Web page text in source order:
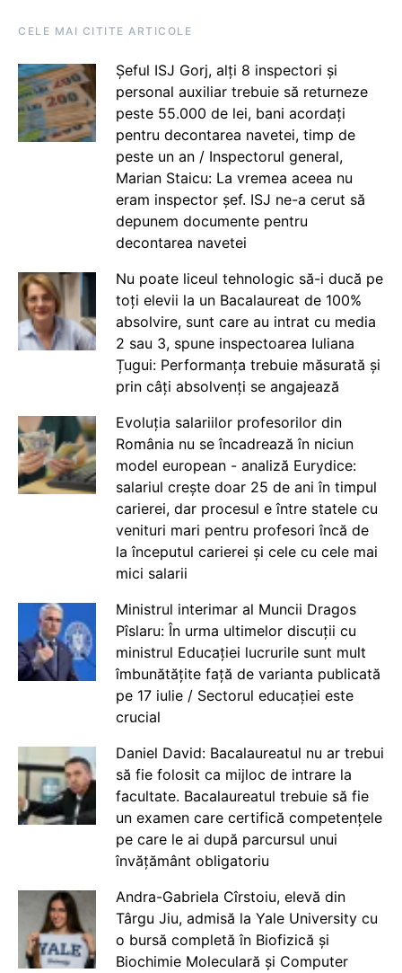
CELE MAI CITITE ARTICOLE
Șeful ISJ Gorj, alți 8 inspectori și
personal auxiliar trebuie să returneze
peste 55.000 de lei, bani acordați
pentru decontarea navetei, timp de
peste un an / Inspectorul general,
Marian Staicu: La vremea aceea nu
eram inspector șef. ISJ ne-a cerut să
depunem documente pentru
decontarea navetei
Nu poate liceul tehnologic să-i ducă pe
toți elevii la un Bacalaureat de 100%
absolvire, sunt care au intrat cu media
2 sau 3, spune inspectoarea Iuliana
Țugui: Performanța trebuie măsurată și
prin câți absolvenți se angajează
Evoluția salariilor profesorilor din
România nu se încadrează în niciun
model european - analiză Eurydice:
salariul crește doar 25 de ani în timpul
carierei, dar procesul e între statele cu
venituri mari pentru profesori încă de
la începutul carierei și cele cu cele mai
mici salarii
Ministrul interimar al Muncii Dragos
Pîslaru: În urma ultimelor discuții cu
ministrul Educației lucrurile sunt mult
îmbunătățite față de varianta publicată
pe 17 iulie / Sectorul educației este
crucial
Daniel David: Bacalaureatul nu ar trebui
să fie folosit ca mijloc de intrare la
facultate. Bacalaureatul trebuie să fie
un examen care certifică competențele
pe care le ai după parcursul unui
învățământ obligatoriu
Andra-Gabriela Cîrstoiu, elevă din
Târgu Jiu, admisă la Yale University cu
o bursă completă în Biofizică și
Biochimie Moleculară și Computer